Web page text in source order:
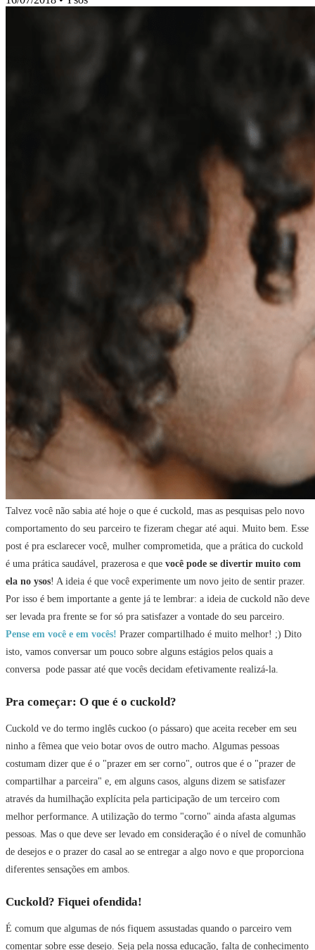
Talvez você não sabia até hoje o que é cuckold, mas as pesquisas pelo novo
comportamento do seu parceiro te fizeram chegar até aqui. Muito bem. Esse
post é pra esclarecer você, mulher comprometida, que a prática do cuckold
é uma prática saudável, prazerosa e que você pode se divertir muito com
ela no ysos! A ideia é que você experimente um novo jeito de sentir prazer.
Por isso é bem importante a gente já te lembrar: a ideia de cuckold não deve
ser levada pra frente se for só pra satisfazer a vontade do seu parceiro.
Pense em você e em vocês! Prazer compartilhado é muito melhor! ;) Dito
isto, vamos conversar um pouco sobre alguns estágios pelos quais a
conversa pode passar até que vocês decidam efetivamente realizá-la.
Pra começar: O que é o cuckold?
Cuckold ve do termo inglês cuckoo (o pássaro) que aceita receber em seu
ninho a fêmea que veio botar ovos de outro macho. Algumas pessoas
costumam dizer que é o "prazer em ser corno", outros que é o "prazer de
compartilhar a parceira" e, em alguns casos, alguns dizem se satisfazer
através da humilhação explícita pela participação de um terceiro com
melhor performance. A utilização do termo "corno" ainda afasta algumas
pessoas. Mas o que deve ser levado em consideração é o nível de comunhão
de desejos e o prazer do casal ao se entregar a algo novo e que proporciona
diferentes sensações em ambos.
Cuckold? Fiquei ofendida!
É comum que algumas de nós fiquem assustadas quando o parceiro vem
comentar sobre esse desejo. Seja pela nossa educação, falta de conhecimento